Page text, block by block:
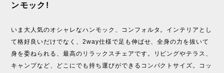
ンモック!
いま大人気のオシャレなハンモック、コンフォルタ。インテリアとし
て格好良いだけでなく、2way仕様で足も伸ばせ、全身の力を抜いて
身を委ねられる、最高のリラックスチェアです。リビングやテラス、
キャンプなど、どこにでも持ち運びができるコンパクトサイズ。コッ